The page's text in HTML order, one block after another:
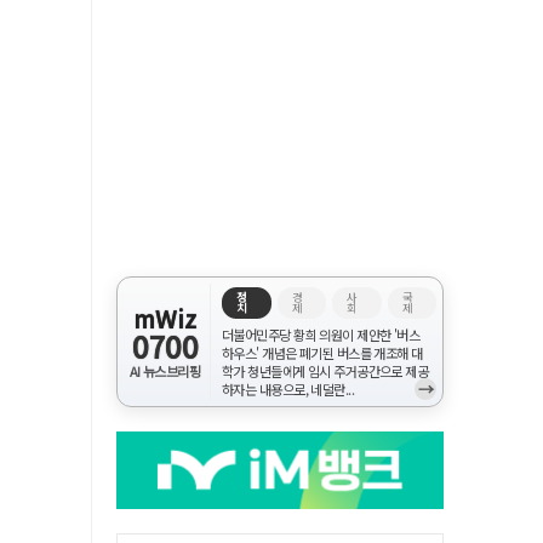
mWiz
0700
AI 뉴스브리핑
정
치
경
제
사
회
국
제
더불어민주당 황희 의원이 제안한 '버스
하우스' 개념은 폐기된 버스를 개조해 대
학가 청년들에게 임시 주거공간으로 제공
하자는 내용으로, 네덜란...
→